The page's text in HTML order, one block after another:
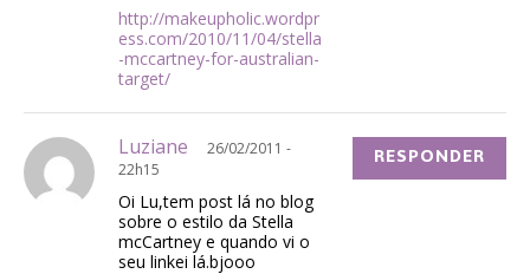
http://makeupholic.wordpr
ess.com/2010/11/04/stella
-mccartney-for-australian-
target/
Luziane
26/02/2011 -
22h15
Oi Lu,tem post lá no blog
sobre o estilo da Stella
mcCartney e quando vi o
seu linkei lá.bjooo
RESPONDER